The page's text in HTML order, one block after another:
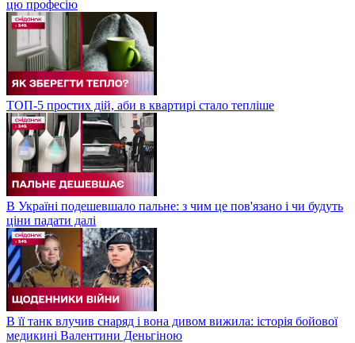
цю професію
ТОП-5 простих дій, аби в квартирі стало тепліше
В Україні подешевшало пальне: з чим це пов'язано і чи будуть
ціни падати далі
В її танк влучив снаряд і вона дивом вижила: історія бойової
медикині Валентини Деньгіною